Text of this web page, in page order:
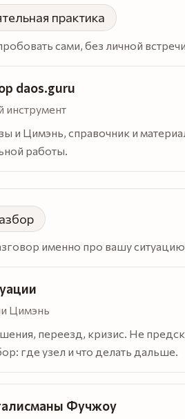
практика
сами, без личной встречи.
daos.guru
инструмент
и Цимэнь, справочник и
работы.
именно про вашу
Цимэнь
переезд, кризис. Не
где узел и что делать дальше.
Фучжоу